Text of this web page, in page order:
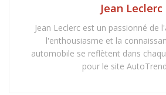
Jean Leclerc
Jean Leclerc est un passionné de
l'enthousiasme et la
automobile se reflètent dans
pour le site